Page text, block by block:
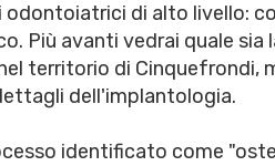
di alto livello:
Più avanti vedrai quale sia
territorio di Cinquefrondi,
dell'implantologia.
identificato come